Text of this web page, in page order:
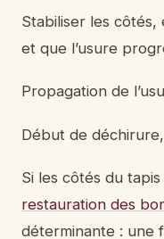
Stabiliser les côtés,
et que l’usure
Propagation de
Début de
Si les côtés du
restauration des
déterminante : une